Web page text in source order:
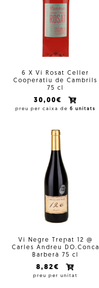
6 X Vi Rosat Celler
Cooperatiu de Cambrils
75 cl
30,00€
preu per caixa de 6 unitats
Vi Negre Trepat 12 @
Carles Andreu DO.Conca
Barberà 75 cl
8,82€
preu per unitat